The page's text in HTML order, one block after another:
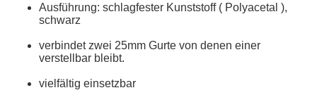
Ausführung: schlagfester Kunststoff ( Polyacetal ),
schwarz
verbindet zwei 25mm Gurte von denen einer
verstellbar bleibt.
vielfältig einsetzbar